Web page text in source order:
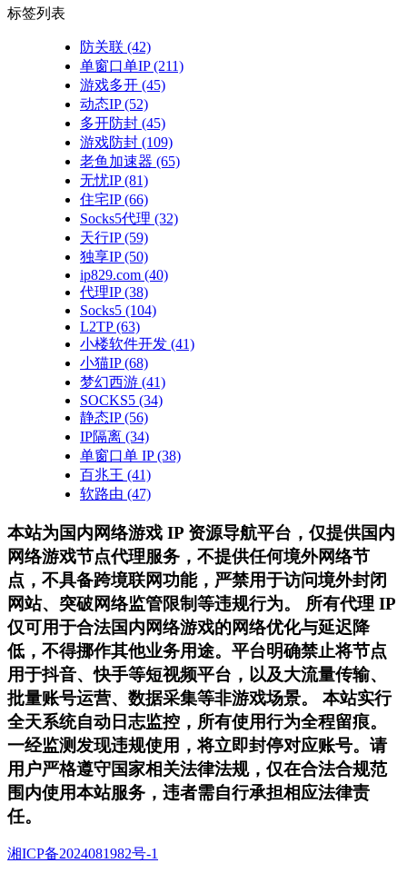
标签列表
防关联 (42)
单窗口单IP(211)
游戏多开 (45)
动态IP(52)
多开防封 (45)
游戏防封 (109)
老鱼加速器 (65)
无忧IP(81)
住宅IP(66)
Socks5代理 (32)
天行IP(59)
独享IP(50)
ip829.com (40)
代理IP(38)
Socks5 (104)
L2TP(63)
小楼软件开发 (41)
小猫IP(68)
梦幻西游 (41)
SOCKS5 (34)
静态IP(56)
IP隔离 (34)
单窗口单 IP(38)
百兆王 (41)
软路由 (47)
本站为国内网络游戏 IP 资源导航平台，仅提供国内
网络游戏节点代理服务，不提供任何境外网络节
点，不具备跨境联网功能，严禁用于访问境外封闭
网站、突破网络监管限制等违规行为。 所有代理 IP
仅可用于合法国内网络游戏的网络优化与延迟降
低，不得挪作其他业务用途。平台明确禁止将节点
用于抖音、快手等短视频平台，以及大流量传输、
批量账号运营、数据采集等非游戏场景。 本站实行
全天系统自动日志监控，所有使用行为全程留痕。
一经监测发现违规使用，将立即封停对应账号。请
用户严格遵守国家相关法律法规，仅在合法合规范
围内使用本站服务，违者需自行承担相应法律责
任。
湘ICP备2024081982号-1